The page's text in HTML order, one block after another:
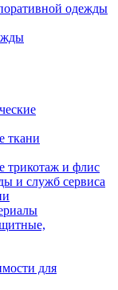
одежды
ткани
трикотаж и флис
и служб сервиса
для